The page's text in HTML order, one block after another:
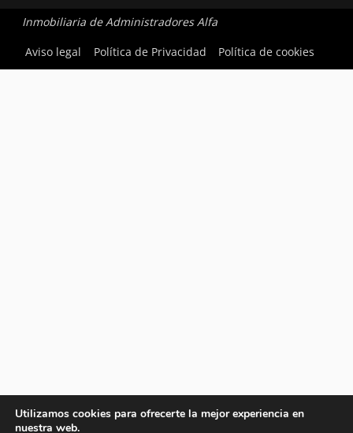
Inmobiliaria de Administradores Alfa
Aviso legal
Política de Privacidad Política de cookies
Utilizamos cookies para ofrecerte la mejor experiencia en
nuestra web.